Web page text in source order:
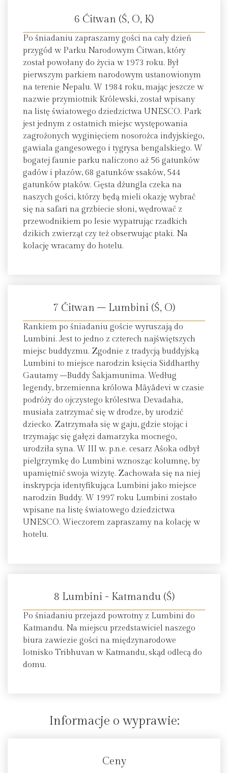
6 Ćitwan (Ś, O, K)
Po śniadaniu zapraszamy gości na cały dzień
przygód w Parku Narodowym Ćitwan, który
został powołany do życia w 1973 roku. Był
pierwszym parkiem narodowym ustanowionym
na terenie Nepalu. W 1984 roku, mając jeszcze w
nazwie przymiotnik Królewski, został wpisany
na listę światowego dziedzictwa UNESCO. Park
jest jednym z ostatnich miejsc występowania
zagrożonych wyginięciem nosorożca indyjskiego,
gawiala gangesowego i tygrysa bengalskiego. W
bogatej faunie parku naliczono aż 56 gatunków
gadów i płazów, 68 gatunków ssaków, 544
gatunków ptaków. Gęsta dżungla czeka na
naszych gości, którzy będą mieli okazję wybrać
się na safari na grzbiecie słoni, wędrować z
przewodnikiem po lesie wypatrując rzadkich
dzikich zwierząt czy też obserwując ptaki. Na
kolację wracamy do hotelu.
7 Ćitwan – Lumbini (Ś, O)
Rankiem po śniadaniu goście wyruszają do
Lumbini. Jest to jedno z czterech najświętszych
miejsc buddyzmu. Zgodnie z tradycją buddyjską
Lumbini to miejsce narodzin księcia Siddharthy
Gautamy –Buddy Śakjamunima. Według
legendy, brzemienna królowa Māyādevi w czasie
podróży do ojczystego królestwa Devadaha,
musiała zatrzymać się w drodze, by urodzić
dziecko. Zatrzymała się w gaju, gdzie stojąc i
trzymając się gałęzi damarzyka mocnego,
urodziła syna. W III w. p.n.e. cesarz Aśoka odbył
pielgrzymkę do Lumbini wznosząc kolumnę, by
upamiętnić swoja wizytę. Zachowała się na niej
inskrypcja identyfikująca Lumbini jako miejsce
narodzin Buddy. W 1997 roku Lumbini zostało
wpisane na listę światowego dziedzictwa
UNESCO. Wieczorem zapraszamy na kolację w
hotelu.
8 Lumbini - Katmandu (Ś)
Po śniadaniu przejazd powrotny z Lumbini do
Katmandu. Na miejscu przedstawiciel naszego
biura zawiezie gości na międzynarodowe
lotnisko Tribhuvan w Katmandu, skąd odlecą do
domu.
Informacje o wyprawie:
Ceny